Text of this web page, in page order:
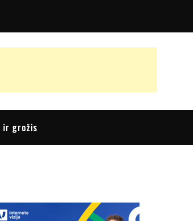
ir grožis